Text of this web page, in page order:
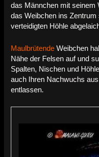
das Männchen mit seinem
das Weibchen ins
verteidigten Höhle
Maulbrütende Weibchen
Nähe der Felsen auf und
Spalten, Nischen und
auch Ihren Nachwuchs
entlassen.